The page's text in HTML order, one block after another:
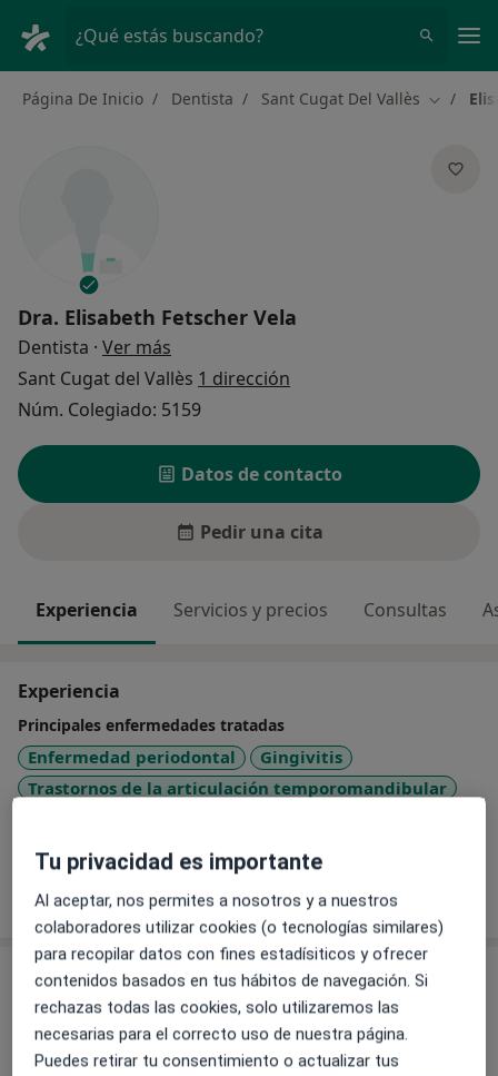
¿Qué estás buscando?
Página De Inicio Dentista Sant Cugat Del Vallès Cambiar
Dra. Elisabeth Fetscher Vela
Dentista · Ver más
Sant Cugat del Vallès 1 dirección
Núm. Colegiado: 5159
Datos de contacto
Pedir una cita
Experiencia Servicios y precios Consultas
Experiencia
Principales enfermedades tratadas
Enfermedad periodontal
Gingivitis
Trastornos de la articulación temporomandibular
Mostrar más detalles
sobre la experiencia
Servicios y precios
Primera visita Odontología
Detalles
Tu privacidad es importante
Al aceptar, nos permites a nosotros y a nuestros
colaboradores utilizar cookies (o tecnologías similares)
para recopilar datos con fines estadísiticos y ofrecer
contenidos basados en tus hábitos de navegación. Si
rechazas todas las cookies, solo utilizaremos las
necesarias para el correcto uso de nuestra página.
Puedes retirar tu consentimiento o actualizar tus